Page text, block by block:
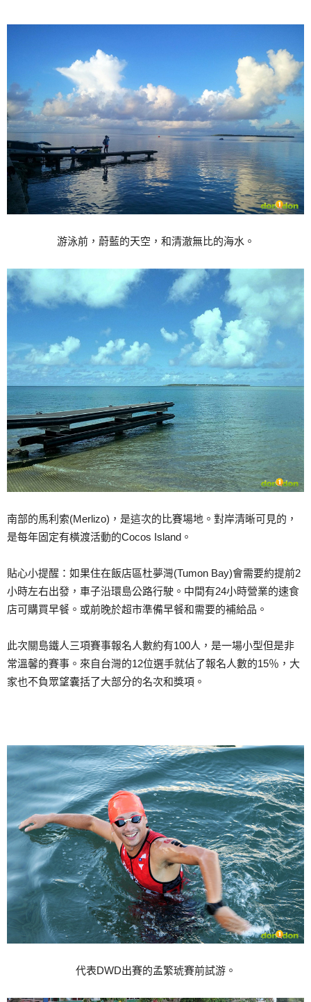
游泳前，蔚藍的天空，和清澈無比的海水。
南部的馬利索(Merlizo)，是這次的比賽場地。對岸清晰可見的，
是每年固定有橫渡活動的Cocos Island。
貼心小提醒：如果住在飯店區杜夢灣(Tumon Bay)會需要約提前2
小時左右出發，車子沿環島公路行駛。中間有24小時營業的速食
店可購買早餐。或前晚於超市準備早餐和需要的補給品。
此次關島鐵人三項賽事報名人數約有100人，是一場小型但是非
常溫馨的賽事。來自台灣的12位選手就佔了報名人數的15％，大
家也不負眾望囊括了大部分的名次和獎項。
代表DWD出賽的孟繁琥賽前試游。